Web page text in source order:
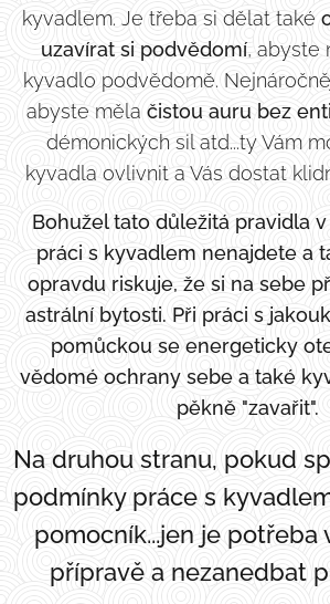
kyvadlem. Je třeba si dělat také
uzavírat si podvědomí, abyste
kyvadlo podvědomě.
abyste měla čistou auru bez
démonických sil atd...ty Vám
kyvadla ovlivnit a Vás dostat
Bohužel tato důležitá pravidla
práci s kyvadlem nenajdete a
opravdu riskuje, že si na sebe
astrální bytosti. Při práci s
pomůckou se energeticky
vědomé ochrany sebe a také
pěkně "zavařit".
Na druhou stranu, pokud
podmínky práce s
pomocník...jen je potřeba
přípravě a nezanedbat